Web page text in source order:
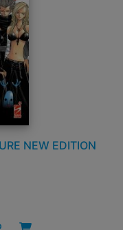
NEW EDITION